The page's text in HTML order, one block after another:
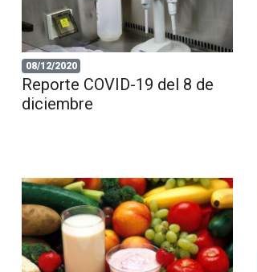
08/12/2020
Reporte COVID-19 del 8 de
diciembre